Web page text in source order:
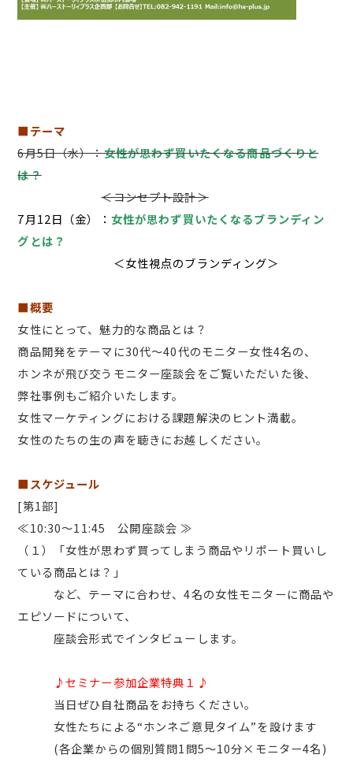
■テーマ
6月5日（水）：女性が思わず買いたくなる商品づくりと
は？
＜コンセプト設計＞
7月12日（金）： 女性が思わず買いたくなるブランディン
グとは？
＜女性視点のブランディング＞
■概要
女性にとって、魅力的な商品とは？
商品開発をテーマに30代～40代のモニター女性4名の、
ホンネが飛び交うモニター座談会をご覧いただいた後、
弊社事例もご紹介いたします。
女性マーケティングにおける課題解決のヒント満載。
女性のたちの生の声を聴きにお越しください。
■スケジュール
[第1部]
≪10:30～11:45 公開座談会 ≫
（１）「女性が思わず買ってしまう商品やリポート買いし
ている商品とは？」
など、テーマに合わせ、4名の女性モニターに商品や
エピソードについて、
座談会形式でインタビューします。
♪セミナー参加企業特典１♪
当日ぜひ自社商品をお持ちください。
女性たちによる“ホンネご意見タイム”を設けます
(各企業からの個別質問1問5～10分×モニター4名)